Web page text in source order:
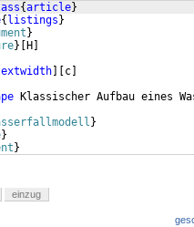
{article}
{ listings }
}
} H
c
Klassischer Aufbau eines
}
}
}
einzug